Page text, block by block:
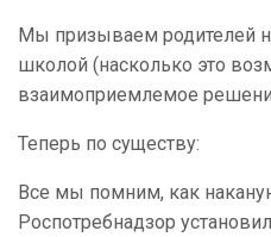
Мы призываем родителей
школой (насколько это
взаимоприемлемое
Теперь по существу:
Все мы помним, как
Роспотребнадзор